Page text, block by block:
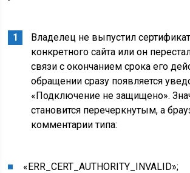
Владелец не выпустил
конкретного сайта или он
связи с окончанием срока его
обращении сразу появляется
«Подключение не защищено».
становится перечеркнутым, а
комментарии типа:
«ERR­_CERT_AUTHORITY_INVALID»;